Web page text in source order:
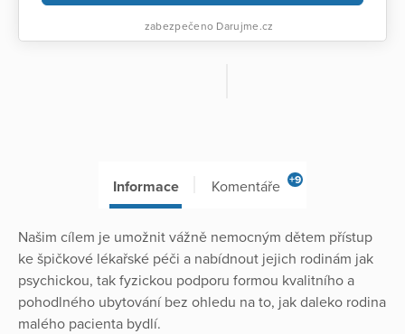
zabezpečeno Darujme.cz
Informace Komentáře +9
Našim cílem je umožnit vážně nemocným dětem přístup
ke špičkové lékařské péči a nabídnout jejich rodinám jak
psychickou, tak fyzickou podporu formou kvalitního a
pohodlného ubytování bez ohledu na to, jak daleko rodina
malého pacienta bydlí.